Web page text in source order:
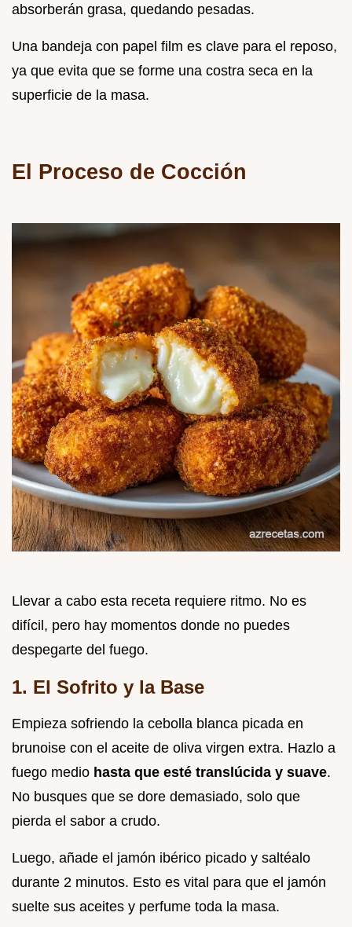
absorberán grasa, quedando pesadas.
Una bandeja con papel film es clave para el reposo,
ya que evita que se forme una costra seca en la
superficie de la masa.
El Proceso de Cocción
Llevar a cabo esta receta requiere ritmo. No es
difícil, pero hay momentos donde no puedes
despegarte del fuego.
1. El Sofrito y la Base
Empieza sofriendo la cebolla blanca picada en
brunoise con el aceite de oliva virgen extra. Hazlo a
fuego medio hasta que esté translúcida y suave.
No busques que se dore demasiado, solo que
pierda el sabor a crudo.
Luego, añade el jamón ibérico picado y saltéalo
durante 2 minutos. Esto es vital para que el jamón
suelte sus aceites y perfume toda la masa.